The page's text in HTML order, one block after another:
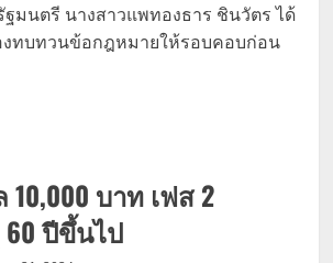
ฐมนตรี นางสาวแพทองธาร ชินวัตร ได้
งทบทวนข้อกฎหมายให้รอบคอบก่อน
บาท เฟส 2
ปีขึ้นไป